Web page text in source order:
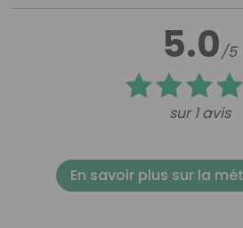
5.0/5
sur 1 avis
En savoir plus sur la